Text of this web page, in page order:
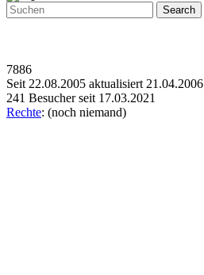
Search
7886
Seit 22.08.2005 aktualisiert 21.04.2006
241 Besucher seit 17.03.2021
Rechte: (noch niemand)